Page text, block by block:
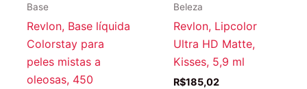
Base
Revlon, Base líquida
Colorstay para
peles mistas a
oleosas, 450
Beleza
Revlon, Lipcolor
Ultra HD Matte,
Kisses, 5,9 ml
R$185,02